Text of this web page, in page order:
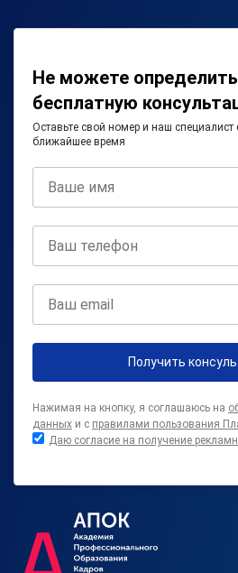
Не можете
бесплатную
Оставьте свой номер и наш специалист
ближайшее время
Получить
Нажимая на кнопку, я соглашаюсь на
данных и с правилами пользования
Даю согласие на получение